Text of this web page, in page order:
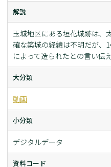
解説
玉城地区にある垣花城跡は、
確な築城の経緯は不明だが、
によって造られたとの言い­伝
大分類
動画
小分類
デジタルデータ
資料コード